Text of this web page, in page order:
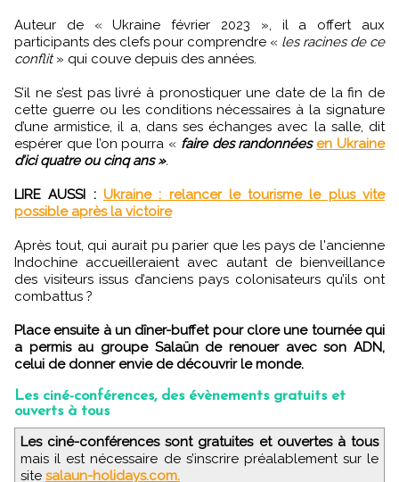
Auteur de « Ukraine février 2023 », il a offert aux
participants des clefs pour comprendre « les racines de ce
conflit» qui couve depuis des années.
S’il ne s’est pas livré à pronostiquer une date de la fin de
cette guerre ou les conditions nécessaires à la signature
d’une armistice, il a, dans ses échanges avec la salle, dit
espérer que l’on pourra « faire des randonnées en Ukraine
d’ici quatre ou cinq ans ».
LIRE AUSSI : Ukraine : relancer le tourisme le plus vite
possible après la victoire
Après tout, qui aurait pu parier que les pays de l'ancienne
Indochine accueilleraient avec autant de bienveillance
des visiteurs issus d’anciens pays colonisateurs qu’ils ont
combattus ?
Place ensuite à un dîner-buffet pour clore une tournée qui
a permis au groupe Salaün de renouer avec son ADN,
celui de donner envie de découvrir le monde.
Les ciné-conférences, des évènements gratuits et
ouverts à tous
Les ciné-conférences sont gratuites et ouvertes à tous
mais il est nécessaire de s’inscrire préalablement sur le
site salaun-holidays.com.